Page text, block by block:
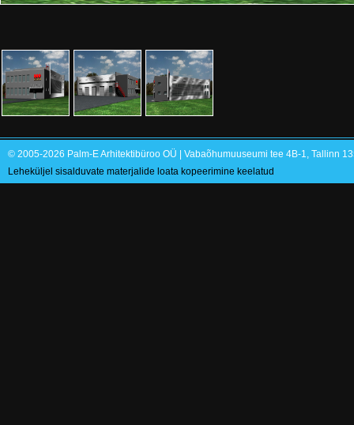
© 2005-2026 Palm-E Arhitektibüroo OÜ | Vabaõhumuuseumi tee 4B-1, Tallinn
Leheküljel sisalduvate materjalide loata kopeerimine keelatud